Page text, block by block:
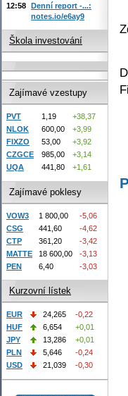
12:58 Denní report -...:
notes.io/e6ay9
Škola investování
Zajímavé vzestupy
PVT 1,19
+38,37
NLOK
600,00
+3,99
FIXZO
53,00
+3,92
CZGCE
985,00
+3,14
UQA
441,80 +1,61
Zajímavé poklesy
VOW3 1 800,00
-5,06
CSG
441,60
-4,62
CTP
361,20
-3,42
MATTE
18 600,00
-3,13
PEN
6,40 -3,03
Kurzovní lístek
EUR 24,265
-0,22
HUF
6,654
+0,01
JPY
13,286
+0,01
PLN
5,646
-0,24
USD
21,039 -0,30